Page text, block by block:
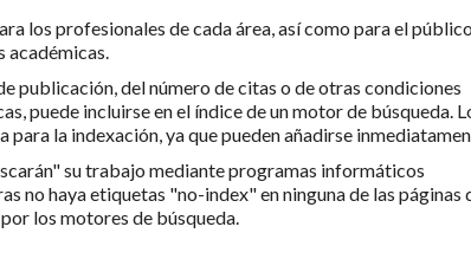
los profesionales de cada área, así como para el
académicas.
publicación, del número de citas o de otras condiciones
puede incluirse en el índice de un motor de búsqueda.
la indexación, ya que pueden añadirse
su trabajo mediante programas informáticos
no haya etiquetas "no-index" en ninguna de las páginas
los motores de búsqueda.